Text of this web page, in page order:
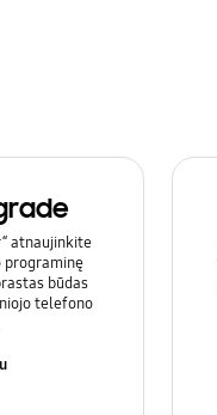
atnaujinkite
programinę
būdas
telefono